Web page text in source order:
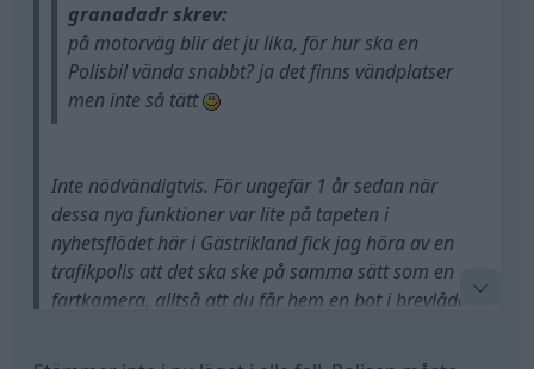
soft air gun som dom trodde var riktig som polisen
vaknade och åkte ut.
Det bör varit ganska god chans att klara upp det
lämnat massa fimpar efter sig mm. 100% att
polisen vet vem den personen var om dom hade
brytt sig om att kolla minsta lilla efter fingeravtryck
eller liknande men det sket man fullständigt i.
granadadr skrev:
på motorväg blir det ju lika, för hur ska en
Polisbil vända snabbt? ja det finns vändplatser
men inte så tätt
Inte nödvändigtvis. För ungefär 1 år sedan när
dessa nya funktioner var lite på tapeten i
nyhetsflödet här i Gästrikland fick jag höra av en
trafikpolis att det ska ske på samma sätt som en
fartkamera, alltså att du får hem en bot i brevlådan.